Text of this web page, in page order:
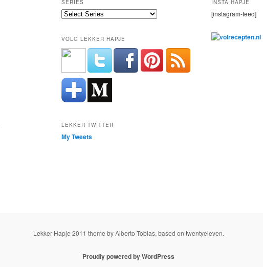
SERIES
VOLG LEKKER HAPJE
LEKKER TWITTER
My Tweets
INSTA HAPJE
[instagram-feed]
Lekker Hapje 2011 theme by Alberto Tobias, based on twentyeleven.
Proudly powered by WordPress